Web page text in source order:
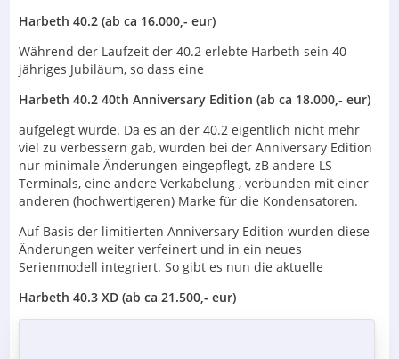
Harbeth 40.2 (ab ca 16.000,- eur)
Während der Laufzeit der 40.2 erlebte Harbeth sein 40
jähriges Jubiläum, so dass eine
Harbeth 40.2 40th Anniversary Edition (ab ca 18.000,- eur)
aufgelegt wurde. Da es an der 40.2 eigentlich nicht mehr
viel zu verbessern gab, wurden bei der Anniversary Edition
nur minimale Änderungen eingepflegt, zB andere LS
Terminals, eine andere Verkabelung , verbunden mit einer
anderen (hochwertigeren) Marke für die Kondensatoren.
Auf Basis der limitierten Anniversary Edition wurden diese
Änderungen weiter verfeinert und in ein neues
Serienmodell integriert. So gibt es nun die aktuelle
Harbeth 40.3 XD (ab ca 21.500,- eur)